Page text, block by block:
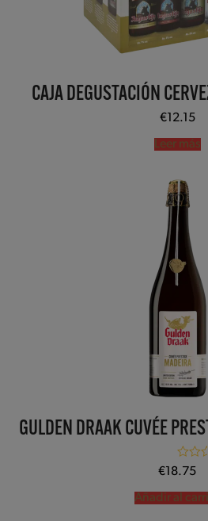
CAJA DEGUSTACIÓN
€12.15
Leer más
GULDEN DRAAK CUVÉE
5.00
€18.75
Añadir al